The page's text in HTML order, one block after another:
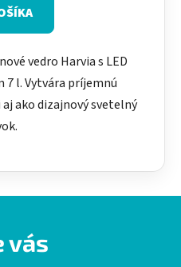
vedro Harvia s LED
7 l. Vytvára príjemnú
ako dizajnový svetelný
vás